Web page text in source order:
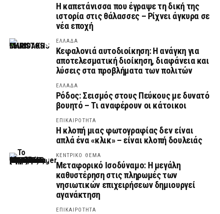
Η καπετάνισσα που έγραψε τη δική της
ιστορία στις θάλασσες – Ρίχνει άγκυρα σε
νέα εποχή
ΕΛΛΑΔΑ
Κεφαλονιά αυτοδιοίκηση: Η ανάγκη για
αποτελεσματική διοίκηση, διαφάνεια και
λύσεις στα προβλήματα των πολιτών
ΕΛΛΑΔΑ
Ρόδος: Σεισμός στους Πεύκους με δυνατό
βουητό – Τι αναφέρουν οι κάτοικοι
ΕΠΙΚΑΙΡΟΤΗΤΑ
Η κλοπή μιας φωτογραφίας δεν είναι
απλά ένα «κλικ» – είναι κλοπή δουλειάς
ΚΕΝΤΡΙΚΟ ΘΕΜΑ
Μεταφορικό Ισοδύναμο: Η μεγάλη
καθυστέρηση στις πληρωμές των
νησιωτικών επιχειρήσεων δημιουργεί
αγανάκτηση
ΕΠΙΚΑΙΡΟΤΗΤΑ